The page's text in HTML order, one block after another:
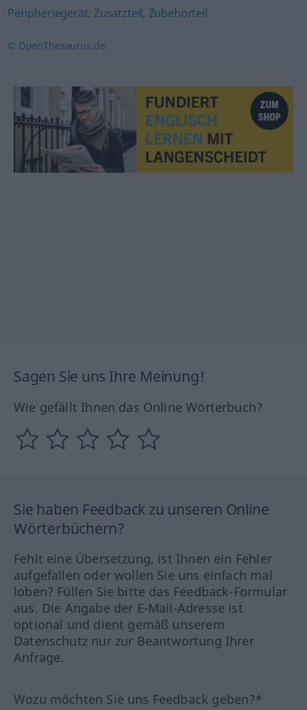
Peripheriegerät, Zusatzteil, Zubehörteil
© OpenThesaurus.de
Sagen Sie uns Ihre Meinung!
Wie gefällt Ihnen das Online Wörterbuch?
Sie haben Feedback zu unseren Online
Wörterbüchern?
Fehlt eine Übersetzung, ist Ihnen ein Fehler
aufgefallen oder wollen Sie uns einfach mal
loben? Füllen Sie bitte das Feedback-Formular
aus. Die Angabe der E-Mail-Adresse ist
optional und dient gemäß unserem
Datenschutz nur zur Beantwortung Ihrer
Anfrage.
Wozu möchten Sie uns Feedback geben?*